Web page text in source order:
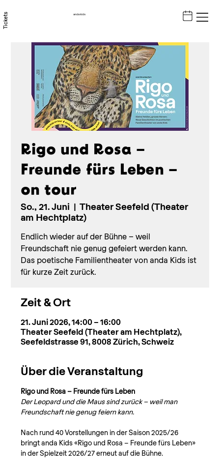
Tickets anda kids
Rigo und Rosa –
Freunde fürs Leben –
on tour
So., 21. Juni
  |
Theater Seefeld (Theater
am Hechtplatz)
Endlich wieder auf der Bühne – weil
Freundschaft nie genug gefeiert werden kann.
Das poetische Familientheater von anda Kids ist
für kurze Zeit zurück.
Zeit & Ort
21. Juni 2026, 14:00 – 16:00
Theater Seefeld (Theater am Hechtplatz),
Seefeldstrasse 91, 8008 Zürich, Schweiz
Über die Veranstaltung
Rigo und Rosa – Freunde fürs Leben
Der Leopard und die Maus sind zurück – weil man
Freundschaft nie genug feiern kann.
Nach rund 40 Vorstellungen in der Saison 2025/26
bringt anda Kids «Rigo und Rosa – Freunde fürs Leben»
in der Spielzeit 2026/27 erneut auf die Bühne.